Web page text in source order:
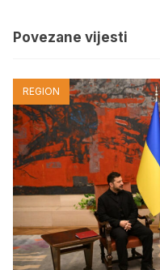
Povezane vijesti
REGION